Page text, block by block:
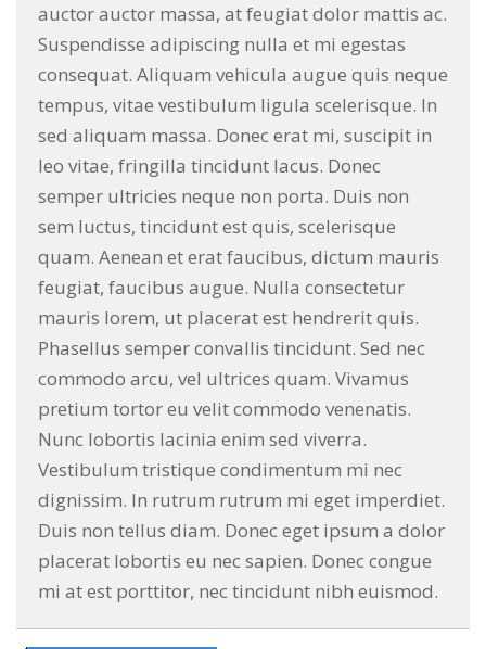
auctor auctor massa, at feugiat dolor mattis ac.
Suspendisse adipiscing nulla et mi egestas
consequat. Aliquam vehicula augue quis neque
tempus, vitae vestibulum ligula scelerisque. In
sed aliquam massa. Donec erat mi, suscipit in
leo vitae, fringilla tincidunt lacus. Donec
semper ultricies neque non porta. Duis non
sem luctus, tincidunt est quis, scelerisque
quam. Aenean et erat faucibus, dictum mauris
feugiat, faucibus augue. Nulla consectetur
mauris lorem, ut placerat est hendrerit quis.
Phasellus semper convallis tincidunt. Sed nec
commodo arcu, vel ultrices quam. Vivamus
pretium tortor eu velit commodo venenatis.
Nunc lobortis lacinia enim sed viverra.
Vestibulum tristique condimentum mi nec
dignissim. In rutrum rutrum mi eget imperdiet.
Duis non tellus diam. Donec eget ipsum a dolor
placerat lobortis eu nec sapien. Donec congue
mi at est porttitor, nec tincidunt nibh euismod.